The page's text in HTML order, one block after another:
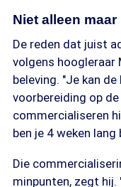
Niet alleen
De reden dat juist
volgens hoogleraar
beleving. "Je kan
voorbereiding op
commercialiseren
ben je 4 weken
Die
minpunten, zegt hij.